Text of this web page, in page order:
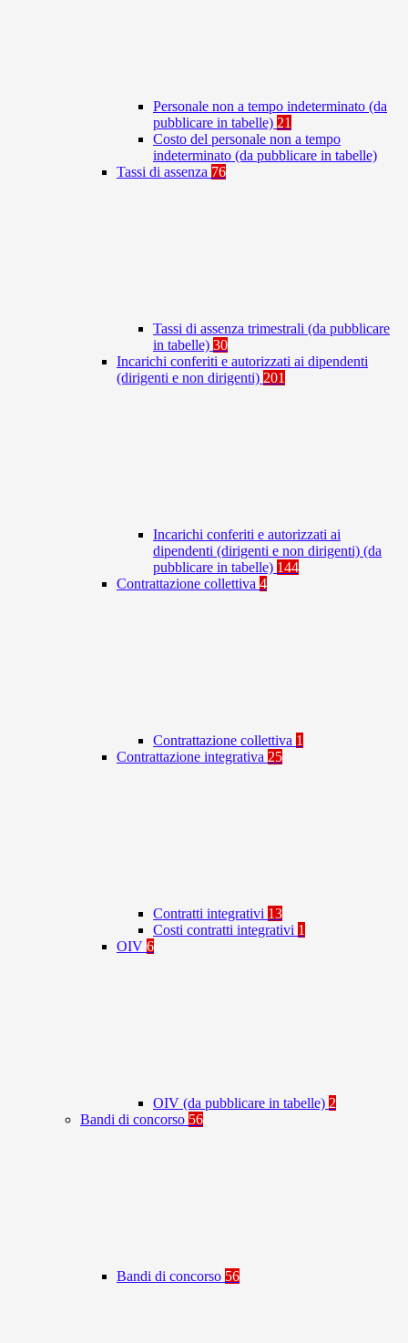
Personale non a tempo indeterminato (da
pubblicare in tabelle) 21
Costo del personale non a tempo
indeterminato (da pubblicare in tabelle)
Tassi di assenza 76
Tassi di assenza trimestrali (da pubblicare
in tabelle) 30
Incarichi conferiti e autorizzati ai dipendenti
(dirigenti e non dirigenti) 201
Incarichi conferiti e autorizzati ai
dipendenti (dirigenti e non dirigenti) (da
pubblicare in tabelle) 144
Contrattazione collettiva 4
Contrattazione collettiva 1
Contrattazione integrativa 25
Contratti integrativi 13
Costi contratti integrativi 1
OIV 6
OIV (da pubblicare in tabelle) 2
Bandi di concorso 56
Bandi di concorso 56